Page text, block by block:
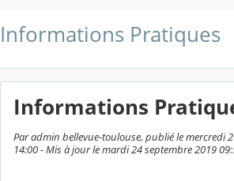
Informations Pratiques
Informations
Par admin bellevue-toulouse, publié le mercredi
14:00 - Mis à jour le mardi 24 septembre 2019